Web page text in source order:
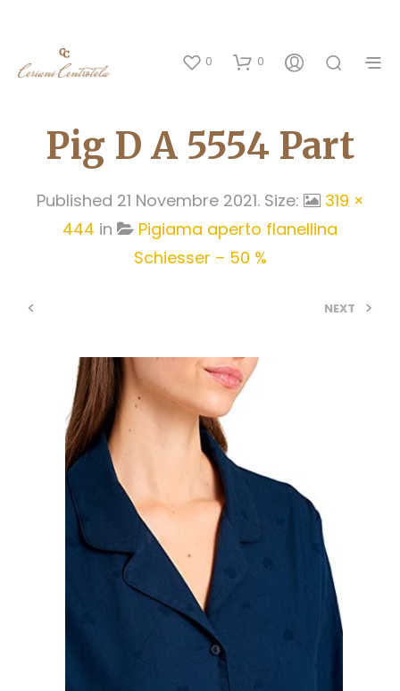
0 0
Pig D A 5554 Part
Published 21 Novembre 2021. Size:
319 ×
444 in
Pigiama aperto flanellina
Schiesser – 50 %
< NEXT >